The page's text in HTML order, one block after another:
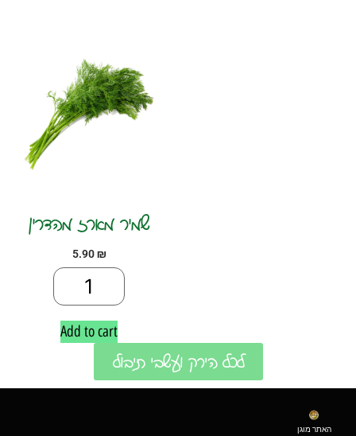
שמיר מארז מהדרין
5.90₪
Add to cart
לכל הירק ועשבי תיבול
האתר מוגן